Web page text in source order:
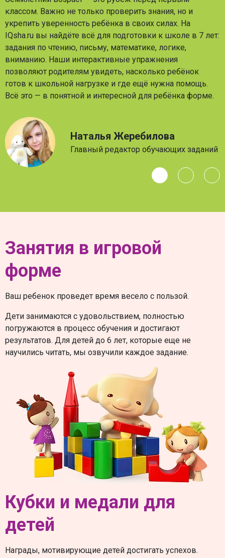
классом. Важно не только проверить знания, но и
укрепить уверенность ребёнка в своих силах. На
IQsha.ru вы найдёте всё для подготовки к школе в 7 лет:
задания по чтению, письму, математике, логике,
вниманию. Наши интерактивные упражнения
позволяют родителям увидеть, насколько ребёнок
готов к школьной нагрузке и где ещё нужна помощь.
Всё это — в понятной и интересной для ребёнка форме.
Наталья Жеребилова
Главный редактор обучающих заданий
Занятия в игровой
форме
Ваш ребенок проведет время весело с пользой.
Дети занимаются с удовольствием, полностью
погружаются в процесс обучения и достигают
результатов. Для детей до 6 лет, которые еще не
научились читать, мы озвучили каждое задание.
Кубки и медали для
детей
Награды, мотивирующие детей достигать успехов.